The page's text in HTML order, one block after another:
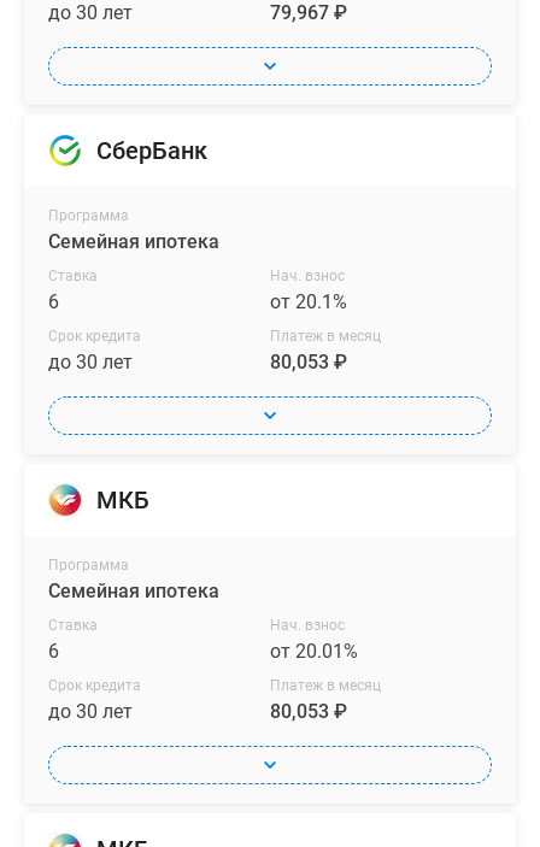
до 30 лет 79,967 ₽
СберБанк
Программа
Семейная ипотека
Ставка
6
Нач. взнос
от 20.1%
Срок кредита
до 30 лет
Платеж в месяц
80,053 ₽
МКБ
Программа
Семейная ипотека
Ставка
6
Нач. взнос
от 20.01%
Срок кредита
до 30 лет
Платеж в месяц
80,053 ₽